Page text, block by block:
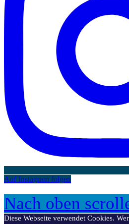
Auf Instagram folgen
Nach oben
Diese Webseite verwendet Cookies.